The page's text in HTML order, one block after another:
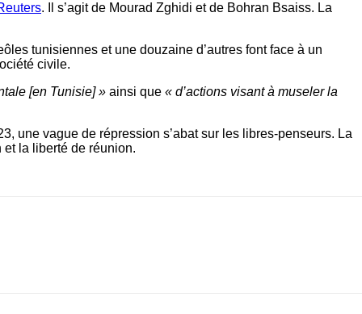
. Il s’agit de Mourad Zghidi et de Bohran Bsaiss. La
tunisiennes et une douzaine d’autres font face à un
civile.
[en Tunisie] » ainsi que « d’actions visant à museler la
une vague de répression s’abat sur les libres-penseurs. La
la liberté de réunion.